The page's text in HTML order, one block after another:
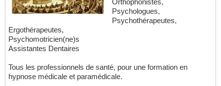
Orthophonistes,
Psychologues,
Psychothérapeutes,
Ergothérapeutes,
Psychomotricien(ne)s
Assistantes Dentaires
Tous les professionnels de santé, pour une formation en
hypnose médicale et paramédicale.